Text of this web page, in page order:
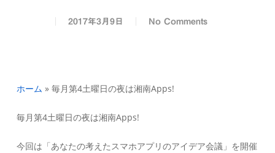
2017年3月9日 No Comments
ホーム » 毎月第4土曜日の夜は湘南Apps!
毎月第4土曜日の夜は湘南Apps!
今回は「あなたの考えたスマホアプリのアイデア会議」を開催